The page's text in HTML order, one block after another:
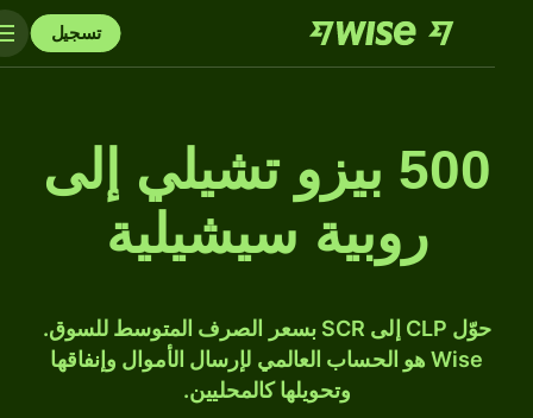
تسجيل
500 بيزو تشيلي إلى
روبية سيشيلية
حوّل CLP إلى SCR بسعر الصرف المتوسط للسوق.
Wise هو الحساب العالمي لإرسال الأموال وإنفاقها
وتحويلها كالمحليين.